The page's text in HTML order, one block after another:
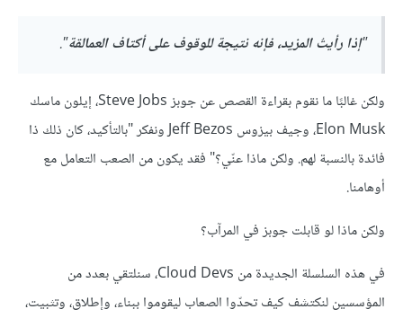
"إذا رأيتُ المزيد، فإنه نتيجة للوقوف على أكتاف العمالقة".
ولكن غالبًا ما نقوم بقراءة القصص عن جوبز Steve Jobs، إيلون ماسك
Elon Musk، وجيف بيزوس Jeff Bezos ونفكر "بالتأكيد، كان ذلك ذا
فائدة بالنسبة لهم. ولكن ماذا عنّي؟" فقد يكون من الصعب التعامل مع
أوهامنا.
ولكن ماذا لو قابلت جوبز في المرآب؟
في هذه السلسلة الجديدة من Cloud Devs، سنلتقي بعدد من
المؤسسين لنكتشف كيف تحدّوا الصعاب ليقوموا ببناء، وإطلاق، وتثبيت،